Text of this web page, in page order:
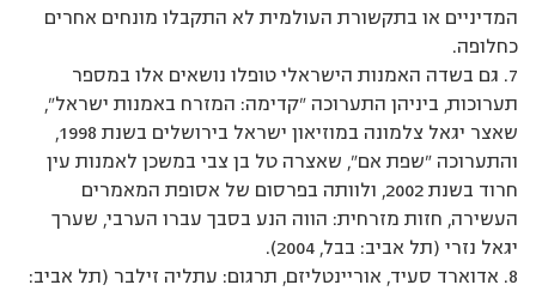
המדיניים או בתקשורת העולמית לא התקבלו מונחים אחרים
כחלופה.
7. גם בשדה האמנות הישראלי טופלו נושאים אלו במספר
תערוכות, ביניהן התערוכה ”קדימה: המזרח באמנות ישראל”,
שאצר יגאל צלמונה במוזיאון ישראל בירושלים בשנת 1998,
והתערוכה ”שפת אם”, שאצרה טל בן צבי במשכן לאמנות עין
חרוד בשנת 2002, ולוותה בפרסום של אסופת המאמרים
העשירה, חזות מזרחית: הווה הנע בסבך עברו הערבי, שערך
יגאל נזרי (תל אביב: בבל, 2004).
8. אדוארד סעיד, אוריינטליזם, תרגום: עתליה זילבר (תל אביב: